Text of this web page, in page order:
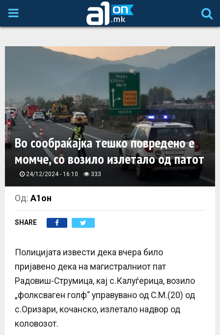
P
A
R
M
E
N
U
Во сообраќајка тешко повредено е
момче, со возило излетало од патот
24/12/2024 - 16:10 333
Од:А1он
SHARE
Полицијата извести дека вчера било
пријавено дека на магистралниот пат
Радовиш-Струмица, кај с.Калуѓерица, возило
„фолксваген голф“ управувано од С.М.(20) од
с.Оризари, кочанско, излетало надвор од
коловозот.